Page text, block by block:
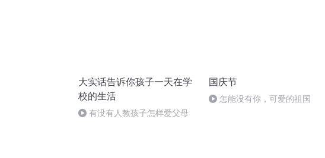
大实话告诉你孩子一天在学
校的生活
有没有人教孩子怎样爱父母
国庆节
怎能没有你，可爱的祖国